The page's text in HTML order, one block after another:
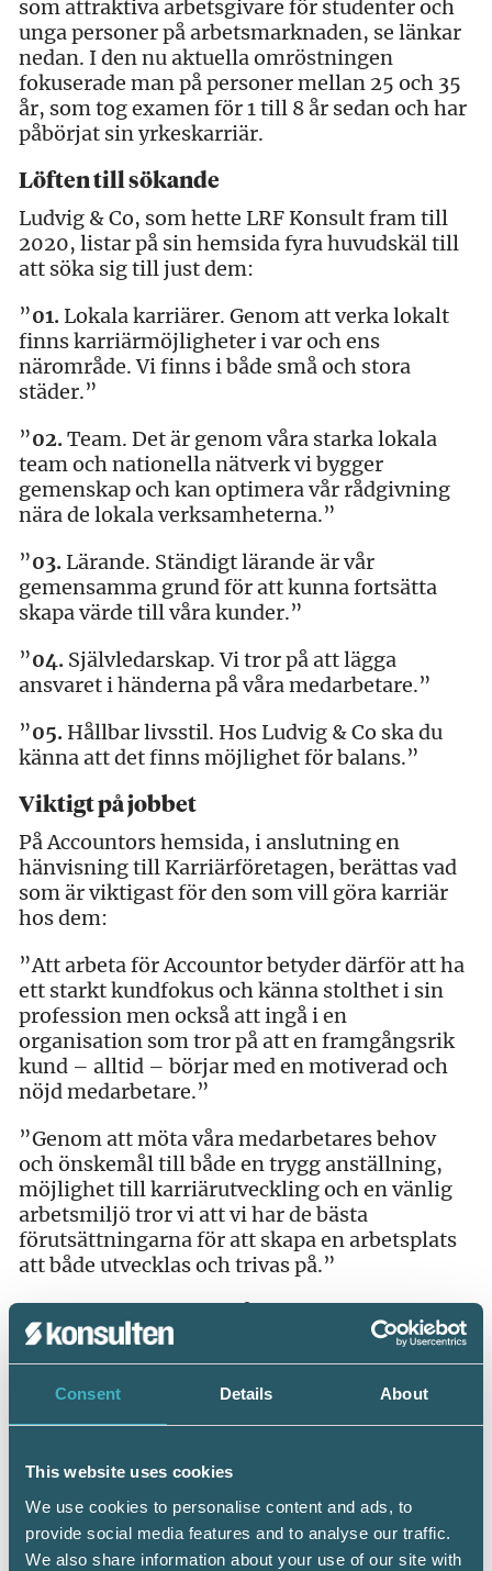
Consent Details About
This website uses cookies
We use cookies to personalise content and ads, to
provide social media features and to analyse our traffic.
We also share information about your use of our site with
som attraktiva arbetsgivare för studenter och
unga personer på arbetsmarknaden, se länkar
nedan. I den nu aktuella omröstningen
fokuserade man på personer mellan 25 och 35
år, som tog examen för 1 till 8 år sedan och har
påbörjat sin yrkeskarriär.
Löften till sökande
Ludvig & Co, som hette LRF Konsult fram till
2020, listar på sin hemsida fyra huvudskäl till
att söka sig till just dem:
”01. Lokala karriärer. Genom att verka lokalt
finns karriärmöjligheter i var och ens
närområde. Vi finns i både små och stora
städer.”
”02.Team. Det är genom våra starka lokala
team och nationella nätverk vi bygger
gemenskap och kan optimera vår rådgivning
nära de lokala verksamheterna.”
”03. Lärande. Ständigt lärande är vår
gemensamma grund för att kunna fortsätta
skapa värde till våra kunder.”
”04. Självledarskap. Vi tror på att lägga
ansvaret i händerna på våra medarbetare.”
”05. Hållbar livsstil. Hos Ludvig & Co ska du
känna att det finns möjlighet för balans.”
Viktigt på jobbet
På Accountors hemsida, i anslutning en
hänvisning till Karriärföretagen, berättas vad
som är viktigast för den som vill göra karriär
hos dem:
”Att arbeta för Accountor betyder därför att ha
ett starkt kundfokus och känna stolthet i sin
profession men också att ingå i en
organisation som tror på att en framgångsrik
kund – alltid – börjar med en motiverad och
nöjd medarbetare.”
”Genom att möta våra medarbetares behov
och önskemål till både en trygg anställning,
möjlighet till karriärutveckling och en vänlig
arbetsmiljö tror vi att vi har de bästa
förutsättningarna för att skapa en arbetsplats
att både utvecklas och trivas på.”
verkligen är centrala. De är respekt, tillit, mod
och framtid.
Läs mer:
Lockande medlemsföretag prisade –
Tidningen Konsulten